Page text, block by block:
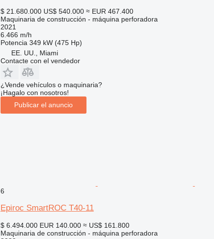
$ 21.680.000 US$ 540.000 ≈ EUR 467.400
Maquinaria de construcción - máquina perforadora
2021
6.466 m/h
Potencia 349 kW (475 Hp)
EE. UU., Miami
Contacte con el vendedor
¿Vende vehículos o maquinaria?
¡Hagalo con nosotros!
Publicar el anuncio
6
Epiroc SmartROC T40-11
$ 6.494.000 EUR 140.000 ≈ US$ 161.800
Maquinaria de construcción - máquina perforadora